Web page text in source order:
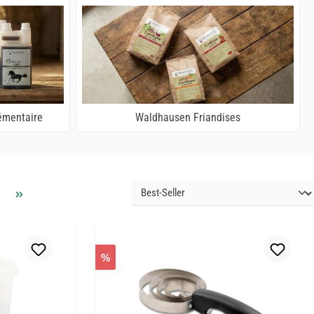
Waldhausen Friandises
%